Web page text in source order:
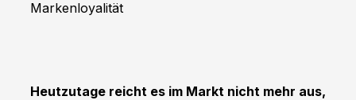
Markenloyalität
Heutzutage reicht es im Markt nicht mehr aus,